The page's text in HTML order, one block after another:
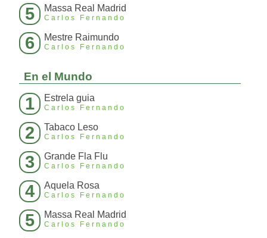
5 Massa Real Madrid
Carlos Fernando
6 Mestre Raimundo
Carlos Fernando
En el Mundo
1 Estrela guia
Carlos Fernando
2 Tabaco Leso
Carlos Fernando
3 Grande Fla Flu
Carlos Fernando
4 Aquela Rosa
Carlos Fernando
5 Massa Real Madrid
Carlos Fernando